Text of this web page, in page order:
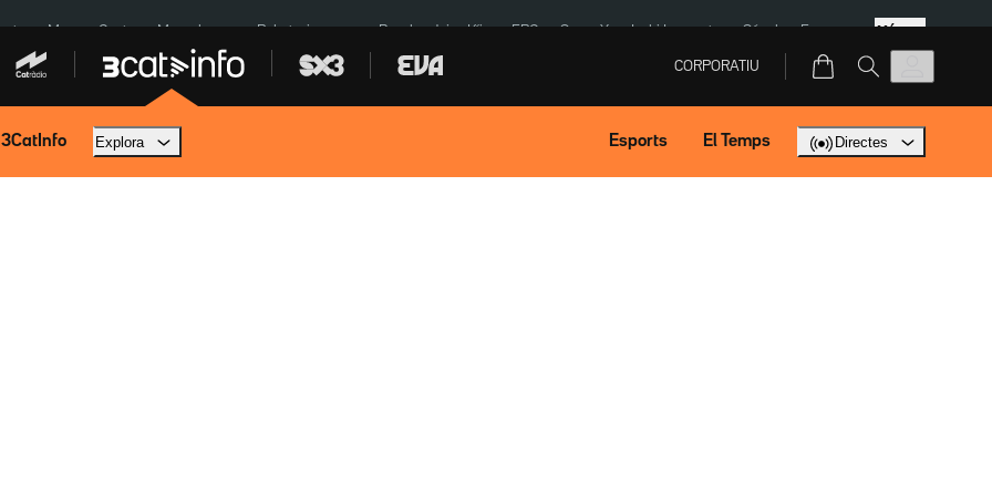
Menors Ceuta Mercabarna Robatoris coure Bombardejos Kíiv ERC SpaceX Isaki Lacuesta Sánchez Europa Més
CORPORATIU
3CatInfo Explora Esports El Temps Directes